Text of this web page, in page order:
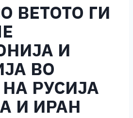
ВЕТОТО ГИ
И
ВО
РУСИЈА
И ИРАН